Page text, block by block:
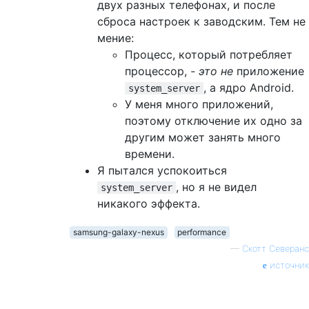
двух разных телефонах, и после
сброса настроек к заводским. Тем не
мение:
Процесс, который потребляет
процессор, - это не приложение
system_server , а ядро ​​Android.
У меня много приложений,
поэтому отключение их одно за
другим может занять много
времени.
Я пытался успокоиться
system_server , но я не видел
никакого эффекта.
samsung-galaxy-nexus
performance
— Скотт Северанс
источник